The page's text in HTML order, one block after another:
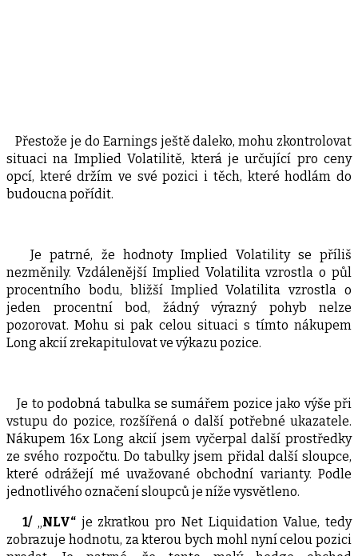
Přestože je do Earnings ještě daleko, mohu zkontrolovat
situaci na Implied Volatilitě, která je určující pro ceny
opcí, které držím ve své pozici i těch, které hodlám do
budoucna pořídit.
Je patrné, že hodnoty Implied Volatility se příliš
nezměnily. Vzdálenější Implied Volatilita vzrostla o půl
procentního bodu, bližší Implied Volatilita vzrostla o
jeden procentní bod, žádný výrazný pohyb nelze
pozorovat. Mohu si pak celou situaci s tímto nákupem
Long akcií zrekapitulovat ve výkazu pozice.
Je to podobná tabulka se sumářem pozice jako výše při
vstupu do pozice, rozšířená o další potřebné ukazatele.
Nákupem 16x Long akcií jsem vyčerpal další prostředky
ze svého rozpočtu. Do tabulky jsem přidal další sloupce,
které odrážejí mé uvažované obchodní varianty. Podle
jednotlivého označení sloupců je níže vysvětleno.
1/„ NLV“je zkratkou pro Net Liquidation Value, tedy
zobrazuje hodnotu, za kterou bych mohl nyní celou pozici